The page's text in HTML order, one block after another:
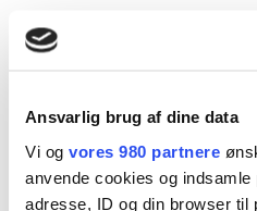
Ansvarlig brug af dine data
Vi og vores 980 partnere
anvende cookies og indsamle
adresse, ID og din browser